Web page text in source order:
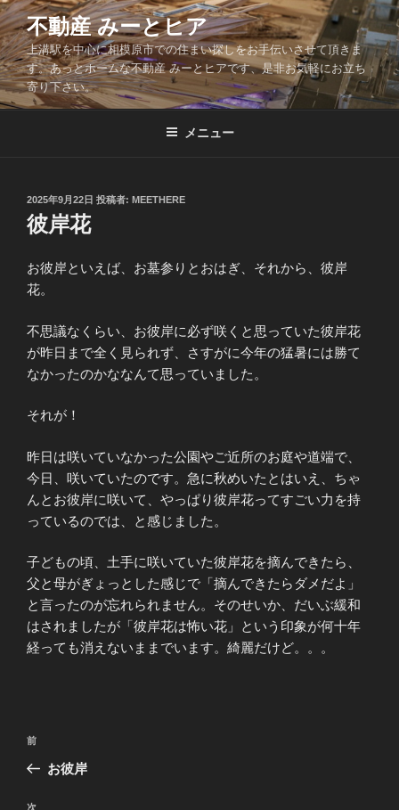
コ
ン
テ
ン
ツ
不動産 みーとヒア
上溝駅を中心に相模原市での住まい探しをお手伝いさせて頂きま
す。あっとホームな不動産 みーとヒアです、是非お気軽にお立ち
寄り下さい。
メニュー
投
稿
日:
2025年9月22日 投稿者: MEETHERE
彼岸花
お彼岸といえば、お墓参りとおはぎ、それから、彼岸
花。
不思議なくらい、お彼岸に必ず咲くと思っていた彼岸花
が昨日まで全く見られず、さすがに今年の猛暑には勝て
なかったのかななんて思っていました。
それが！
昨日は咲いていなかった公園やご近所のお庭や道端で、
今日、咲いていたのです。急に秋めいたとはいえ、ちゃ
んとお彼岸に咲いて、やっぱり彼岸花ってすごい力を持
っているのでは、と感じました。
子どもの頃、土手に咲いていた彼岸花を摘んできたら、
父と母がぎょっとした感じで「摘んできたらダメだよ」
と言ったのが忘れられません。そのせいか、だいぶ緩和
はされましたが「彼岸花は怖い花」という印象が何十年
経っても消えないままでいます。綺麗だけど。。。
投
ビ
前
の
稿
前
お彼岸
次